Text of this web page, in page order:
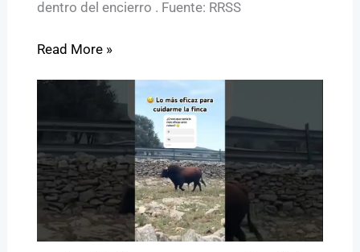
dentro del encierro . Fuente: RRSS
Read More »